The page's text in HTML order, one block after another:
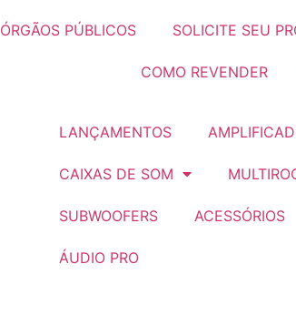
ÓRGÃOS PÚBLICOS SOLICITE SEU
COMO REVENDER
LANÇAMENTOS
CAIXAS DE SOM
SUBWOOFERS ACESSÓRIOS
ÁUDIO PRO